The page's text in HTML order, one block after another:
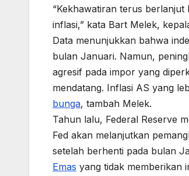
“Kekhawatiran terus berlanjut
inflasi,” kata Bart Melek,
Data menunjukkan bahwa
bulan Januari. Namun,
agresif pada impor yang
mendatang. Inflasi AS yang
bunga, tambah Melek.
Tahun lalu, Federal Reserve
Fed akan melanjutkan
setelah berhenti pada bulan
Emas yang tidak memberikan